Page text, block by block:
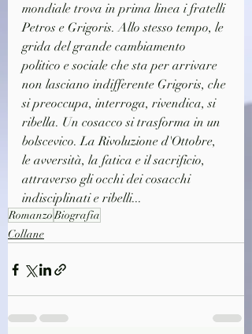
mondiale trova in prima linea i fratelli
Petros e Grigoris. Allo stesso tempo, le
grida del grande cambiamento
politico e sociale che sta per arrivare
non lasciano indifferente Grigoris, che
si preoccupa, interroga, rivendica, si
ribella. Un cosacco si trasforma in un
bolscevico. La Rivoluzione d'Ottobre,
le avversità, la fatica e il sacrificio,
attraverso gli occhi dei cosacchi
indisciplinati e ribelli...
RomanzoBiografia
Collane